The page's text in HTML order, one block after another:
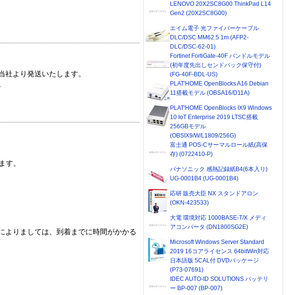
より発送いたします。
す。
よりましては、到着までに時間がかかる
LENOVO 20X2SC8G00 ThinkPad L14
Gen2 (20X2SC8G00)
エイム電子 光ファイバーケーブル
DLC/DSC MM62.5 1m (AFP2-
DLC/DSC-62-01)
Fortinet FortiGate-40F バンドルモデル
(初年度先出しセンドバック保守付)
(FG-40F-BDL-US)
PLAT'HOME OpenBlocks A16 Debian
11搭載モデル (OBSA16/D11A)
PLAT'HOME OpenBlocks IX9 Windows
10 IoT Enterprise 2019 LTSC搭載
256GBモデル
(OBSIX9/W/L1809/256G)
富士通 POS-Cサーマルロール紙(高保
存) (0722410-P)
パナソニック 感熱記録紙B4(6本入り)
UG-0001B4 (UG-0001B4)
応研 販売大臣 NX スタンドアロン
(OKN-423533)
大電 環境対応 1000BASE-T/X メディ
アコンバータ (DN1800SG2E)
Microsoft Windows Server Standard
2019 16コアライセンス 64bitWin対応
日本語版 5CAL付 DVDパッケージ
(P73-07691)
IDEC AUTO-ID SOLUTIONS バッテリ
ー BP-007 (BP-007)